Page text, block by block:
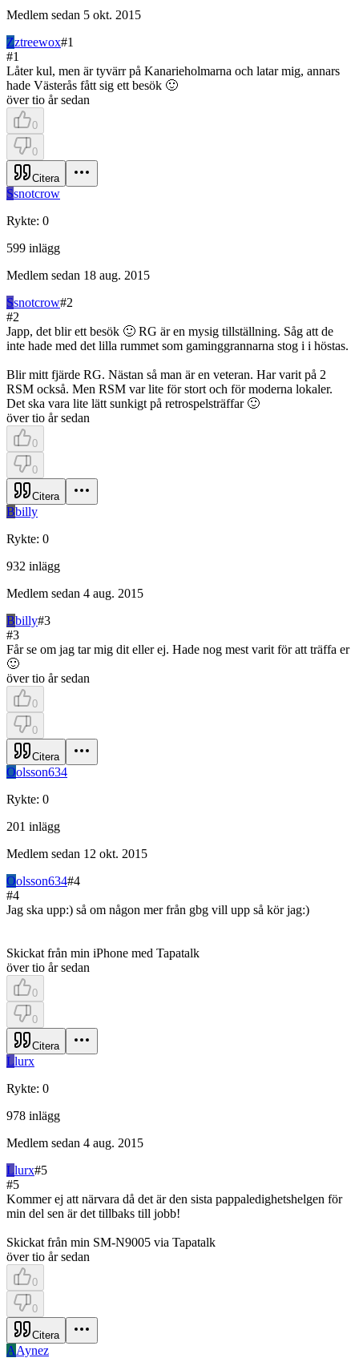
Medlem sedan 5 okt. 2015
Zztreewox#1
#1
Låter kul, men är tyvärr på Kanarieholmarna och latar mig, annars
hade Västerås fått sig ett besök 🙂
över tio år sedan
0
0
Citera
Ssnotcrow
Rykte: 0
599 inlägg
Medlem sedan 18 aug. 2015
Ssnotcrow#2
#2
Japp, det blir ett besök 🙂 RG är en mysig tillställning. Såg att de
inte hade med det lilla rummet som gaminggrannarna stog i i höstas.
Blir mitt fjärde RG. Nästan så man är en veteran. Har varit på 2
RSM också. Men RSM var lite för stort och för moderna lokaler.
Det ska vara lite lätt sunkigt på retrospelsträffar 🙂
över tio år sedan
0
0
Citera
Bbilly
Rykte: 0
932 inlägg
Medlem sedan 4 aug. 2015
Bbilly#3
#3
Får se om jag tar mig dit eller ej. Hade nog mest varit för att träffa er
🙂
över tio år sedan
0
0
Citera
Oolsson634
Rykte: 0
201 inlägg
Medlem sedan 12 okt. 2015
Oolsson634#4
#4
Jag ska upp:) så om någon mer från gbg vill upp så kör jag:)
Skickat från min iPhone med Tapatalk
över tio år sedan
0
0
Citera
Llurx
Rykte: 0
978 inlägg
Medlem sedan 4 aug. 2015
Llurx#5
#5
Kommer ej att närvara då det är den sista pappaledighetshelgen för
min del sen är det tillbaks till jobb!
Skickat från min SM-N9005 via Tapatalk
över tio år sedan
0
0
Citera
AAynez